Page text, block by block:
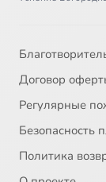
Договор
Регулярные
Безопасность
Политика